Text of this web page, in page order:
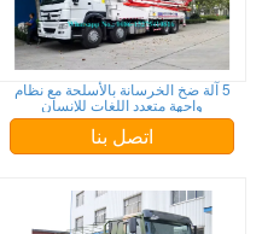
5 آلة ضخ الخرسانة بالأسلحة مع نظام
واجهة متعدد اللغات للإنسان
اتصل بنا